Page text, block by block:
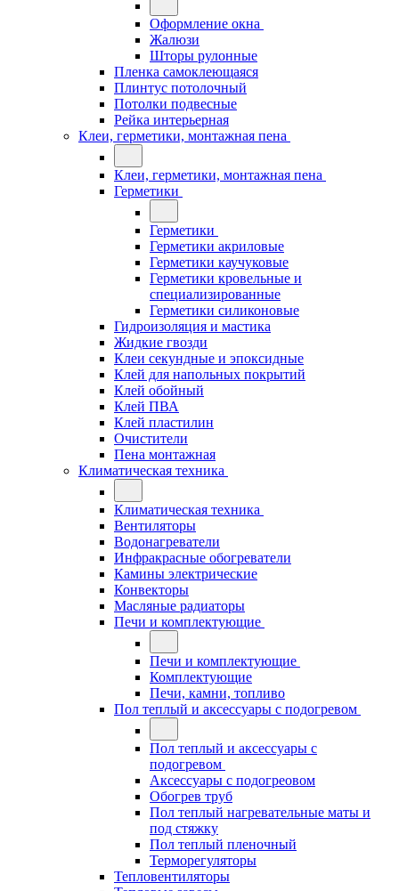
Оформление окна
Жалюзи
Шторы рулонные
Пленка самоклеющаяся
Плинтус потолочный
Потолки подвесные
Рейка интерьерная
Клеи, герметики, монтажная пена
Клеи, герметики, монтажная пена
Герметики
Герметики
Герметики акриловые
Герметики каучуковые
Герметики кровельные и
специализированные
Герметики силиконовые
Гидроизоляция и мастика
Жидкие гвозди
Клеи секундные и эпоксидные
Клей для напольных покрытий
Клей обойный
Клей ПВА
Клей пластилин
Очистители
Пена монтажная
Климатическая техника
Климатическая техника
Вентиляторы
Водонагреватели
Инфракрасные обогреватели
Камины электрические
Конвекторы
Масляные радиаторы
Печи и комплектующие
Печи и комплектующие
Комплектующие
Печи, камни, топливо
Пол теплый и аксессуары с подогревом
Пол теплый и аксессуары с
подогревом
Аксессуары с подогреовом
Обогрев труб
Пол теплый нагревательные маты и
под стяжку
Пол теплый пленочный
Терморегуляторы
Тепловентиляторы